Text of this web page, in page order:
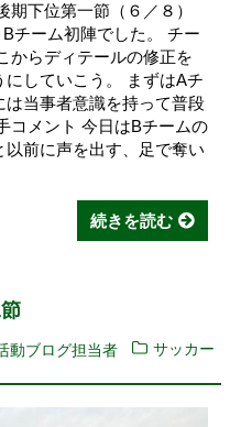
下位第一節（６／８）
チーム初陣でした。 チー
からディテールの修正を
していこう。 まずはAチ
当事者意識を持って普段
コメント 今日はBチームの
前に声を出す、足で奪い
続きを読む
動ブログ担当者
サッカー